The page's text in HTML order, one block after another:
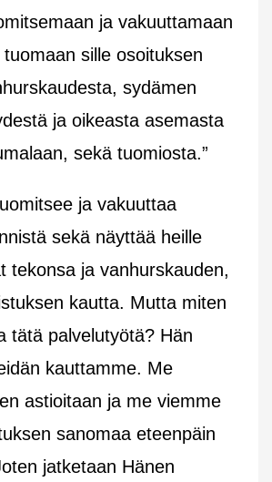
ja vakuuttamaan
sille osoituksen
sydämen
ja oikeasta asemasta
sekä tuomiosta.”
ja vakuuttaa
sekä näyttää heille
tekonsa ja vanhurskauden,
kautta. Mutta miten
tätä palvelutyötä? Hän
kauttamme. Me
astioitaan ja me viemme
sanomaa eteenpäin
jatketaan Hänen